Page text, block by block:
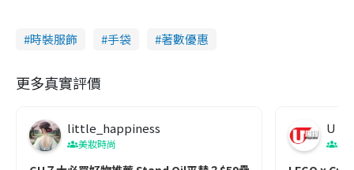
時裝服飾 手袋 著數優惠
更多真實評價
little_happiness
美妝時尚
U
美